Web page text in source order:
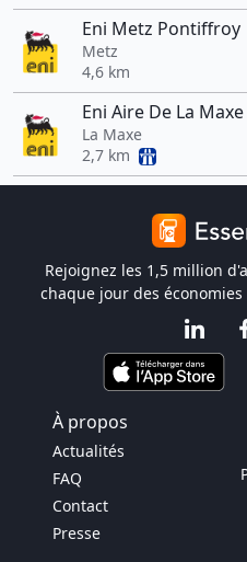
Eni Metz Pontiffroy
Metz
4,6 km
Eni Aire De La Maxe
La Maxe
2,7 km
Rejoignez les 1,5 million
chaque jour des
À propos
Actualités
FAQ
Contact
Presse